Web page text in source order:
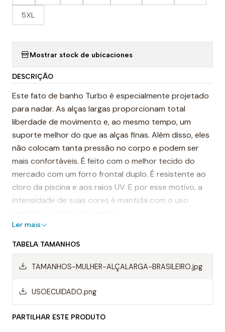
5XL
Mostrar stock de ubicaciones
DESCRIÇÃO
Este fato de banho Turbo é especialmente projetado
para nadar. As alças largas proporcionam total
liberdade de movimento e, ao mesmo tempo, um
suporte melhor do que as alças finas. Além disso, eles
não colocam tanta pressão no corpo e podem ser
mais confortáveis. É feito com o melhor tecido do
mercado com um forro frontal duplo. É resistente ao
cloro da piscina e aos raios UV. E por esse motivo, a
intensidade de suas cores é mantida com o uso
resistente do mundo.
Destaques:
- Costuras reforçadas
-Alças de ombro largas
Ler mais
TABELA TAMANHOS
TAMANHOS-MULHER-ALÇALARGA-BRASILEIRO.jpg
USOECUIDADO.png
PARTILHAR ESTE PRODUTO